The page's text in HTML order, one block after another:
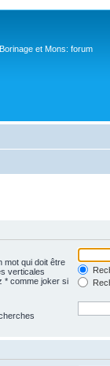
et Mons: forum
mot qui doit être
verticales
* comme joker si